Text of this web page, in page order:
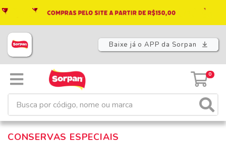
Baixe já o APP da Sorpan
0
CONSERVAS ESPECIAIS